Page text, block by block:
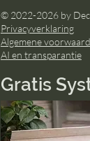
© 2022-2026 by
Privacyverklaring
Algemene
AI en transparantie
Gratis